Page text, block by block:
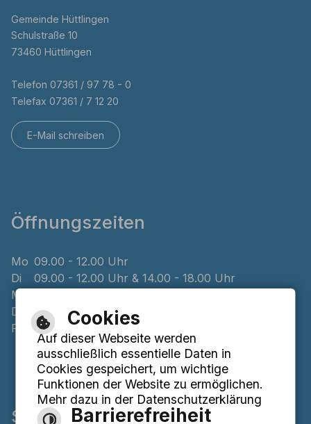
Gemeinde Hüttlingen
Schulstraße 10
73460 Hüttlingen
Telefon 07361 / 97 78 - 0
Telefax 07361 / 7 12 20
E-Mail schreiben
Öffnungszeiten
Mo 09.00 - 12.00 Uhr
Di
09.00 - 12.00 Uhr & 14.00 - 18.00 Uhr
Mi
Do
08.00 - 12.00 Uhr & 14.00 - 16.00 Uhr
Fr
09.00 - 12.00 Uhr
Service
Cookies
Auf dieser Webseite werden
ausschließlich essentielle Daten in
Cookies gespeichert, um wichtige
Funktionen der Website zu ermöglichen.
Mehr dazu in der Datenschutzerklärung
Barrierefreiheit